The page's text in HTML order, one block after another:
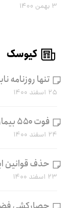
۳ بهمن ۱۴۰۰
کیوسک
تنها روزنامه
۲۵ اسفند ۱۴۰۰
فوت ۵۵۰ بیمار تالاسمی در سه سال اخیر
۲۴ اسفند ۱۴۰۰
حذف قوانین
۲۳ اسفند ۱۴۰۰